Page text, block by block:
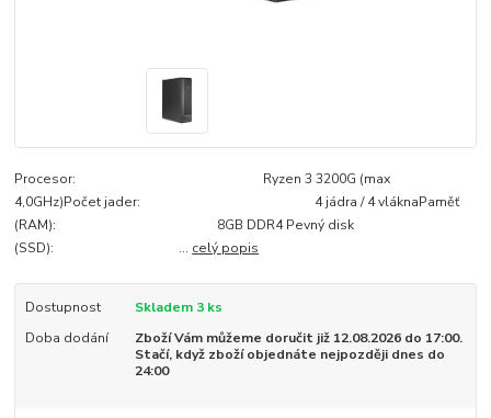
Procesor: Ryzen 3 3200G (max
4,0GHz)Počet jader: 4 jádra / 4 vláknaPaměť
(RAM): 8GB DDR4 Pevný disk
(SSD): ... celý popis
Dostupnost
Skladem 3 ks
Doba dodání
Zboží Vám můžeme doručit již 12.08.2026 do 17:00.
Stačí, když zboží objednáte nejpozději dnes do
24:00